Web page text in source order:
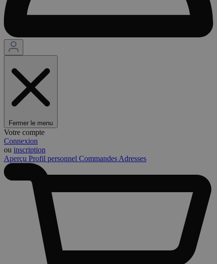
Fermer le menu
Votre compte
Connexion
ou inscription
Aperçu Profil personnel Commandes Adresses